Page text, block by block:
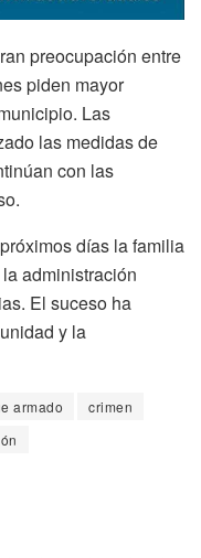
preocupación entre
piden mayor
Las
las medidas de
con las
días la familia
administración
El suceso ha
y la
armado
crimen